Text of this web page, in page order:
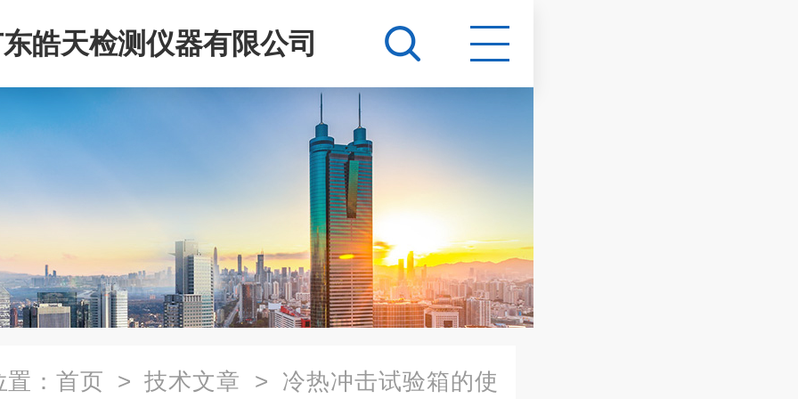
皓天检测仪器有限公司
： 首页 > 技术文章 > 冷热冲击试验箱的使